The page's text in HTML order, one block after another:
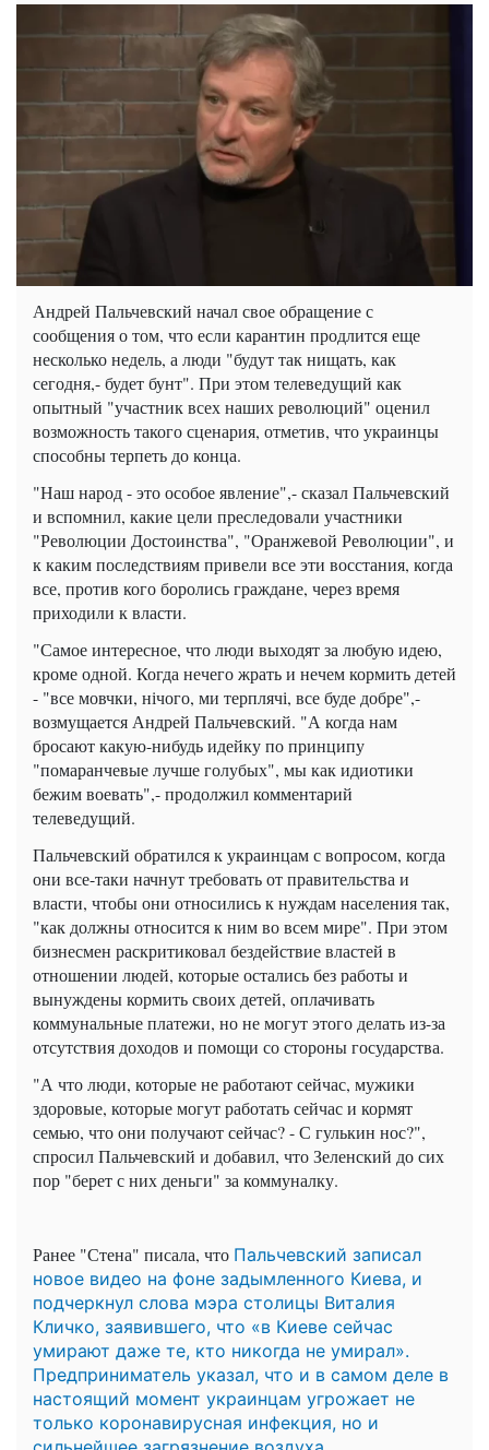
Андрей Пальчевский начал свое обращение с
сообщения о том, что если карантин продлится еще
несколько недель, а люди "будут так нищать, как
сегодня,- будет бунт". При этом телеведущий как
опытный "участник всех наших революций" оценил
возможность такого сценария, отметив, что украинцы
способны терпеть до конца.
"Наш народ - это особое явление",- сказал Пальчевский
и вспомнил, какие цели преследовали участники
"Революции Достоинства", "Оранжевой Революции", и
к каким последствиям привели все эти восстания, когда
все, против кого боролись граждане, через время
приходили к власти.
"Самое интересное, что люди выходят за любую идею,
кроме одной. Когда нечего жрать и нечем кормить детей
- "все мовчки, нічого, ми терплячі, все буде добре",-
возмущается Андрей Пальчевский. "А когда нам
бросают какую-нибудь идейку по принципу
"помаранчевые лучше голубых", мы как идиотики
бежим воевать",- продолжил комментарий
телеведущий.
Пальчевский обратился к украинцам с вопросом, когда
они все-таки начнут требовать от правительства и
власти, чтобы они относились к нуждам населения так,
"как должны относится к ним во всем мире". При этом
бизнесмен раскритиковал бездействие властей в
отношении людей, которые остались без работы и
вынуждены кормить своих детей, оплачивать
коммунальные платежи, но не могут этого делать из-за
отсутствия доходов и помощи со стороны государства.
"А что люди, которые не работают сейчас, мужики
здоровые, которые могут работать сейчас и кормят
семью, что они получают сейчас? - С гулькин нос?",
спросил Пальчевский и добавил, что Зеленский до сих
пор "берет с них деньги" за коммуналку.
Ранее "Стена" писала, что Пальчевский записал
новое видео на фоне задымленного Киева, и
подчеркнул слова мэра столицы Виталия
Кличко, заявившего, что «в Киеве сейчас
умирают даже те, кто никогда не умирал».
Предприниматель указал, что и в самом деле в
настоящий момент украинцам угрожает не
только коронавирусная инфекция, но и